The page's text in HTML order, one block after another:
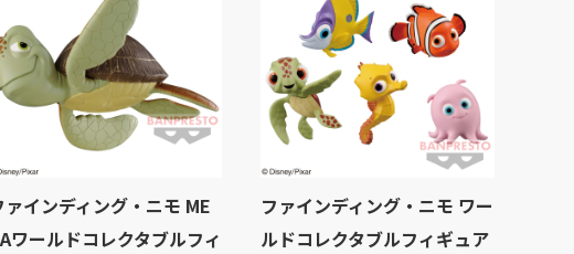
ァインディング・ニモ ME
ワールドコレクタブルフィ
ファインディング・ニモ ワー
ルドコレクタブルフィギュア